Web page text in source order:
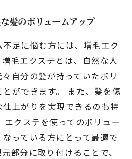
髪のボリュームアップ
足に悩む方には、増毛エク
毛エクステとは、自然な人
自分の髪が持っていたボリ
ができます。 また、髪を傷
上がりを実現できるのも特
エクステを使ってのボリュー
っている方にとって最適で
部分に取り付けることで、